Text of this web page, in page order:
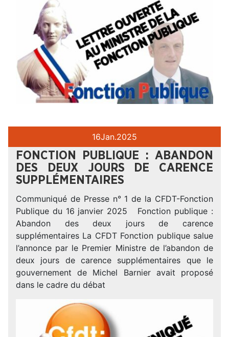
16Jan.2025
FONCTION PUBLIQUE : ABANDON
DES DEUX JOURS DE CARENCE
SUPPLÉMENTAIRES
Communiqué de Presse n° 1 de la CFDT-Fonction
Publique du 16 janvier 2025 Fonction publique :
Abandon des deux jours de carence
supplémentaires La CFDT Fonction publique salue
l’annonce par le Premier Ministre de l’abandon de
deux jours de carence supplémentaires que le
gouvernement de Michel Barnier avait proposé
dans le cadre du débat